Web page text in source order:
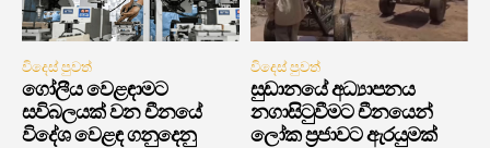
විදෙස් පුවත්
ගෝලීය වෙළඳාමට
සවිබලයක් වන චීනයේ
විදේශ වෙළඳ ගනුදෙනු
විදෙස් පුවත්
සුඩානයේ අධ්‍යාපනය
නගාසිටුවීමට චීනයෙන්
ලෝක ප්‍රජාවට ඇරයුමක්